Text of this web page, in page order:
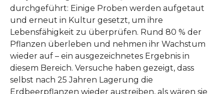
durchgeführt: Einige Proben werden aufgetaut
und erneut in Kultur gesetzt, um ihre
Lebensfähigkeit zu überprüfen. Rund 80 % der
Pflanzen überleben und nehmen ihr Wachstum
wieder auf – ein ausgezeichnetes Ergebnis in
diesem Bereich. Versuche haben gezeigt, dass
selbst nach 25 Jahren Lagerung die
Erdbeerpflanzen wieder austreiben, als wären sie